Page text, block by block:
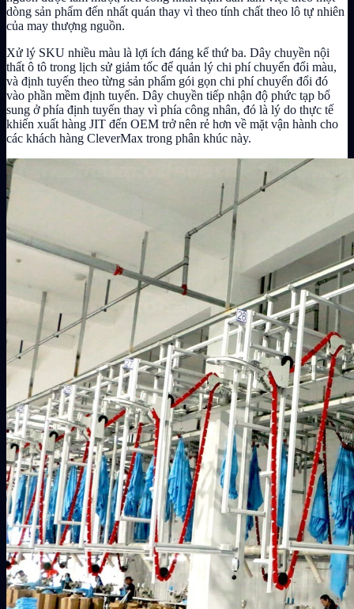
dòng sản phẩm đến nhất quán thay vì theo tính chất theo lô tự nhiên
của may thượng nguồn.
Xử lý SKU nhiều màu là lợi ích đáng kể thứ ba. Dây chuyền nội
thất ô tô trong lịch sử giảm tốc để quản lý chi phí chuyển đổi màu,
và định tuyến theo từng sản phẩm gói gọn chi phí chuyển đổi đó
vào phần mềm định tuyến. Dây chuyền tiếp nhận độ phức tạp bổ
sung ở phía định tuyến thay vì phía công nhân, đó là lý do thực tế
khiến xuất hàng JIT đến OEM trở nên rẻ hơn về mặt vận hành cho
các khách hàng CleverMax trong phân khúc này.